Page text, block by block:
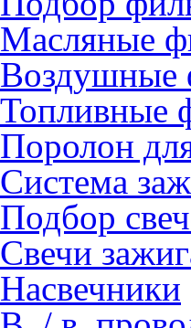
Масляные
Воздушные
Топливные
Поролон
Система
Подбор
Свечи
Насвечники